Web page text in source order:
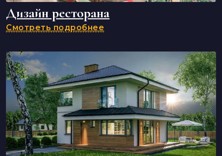
Дизайн ресторана
Смотреть подробнее